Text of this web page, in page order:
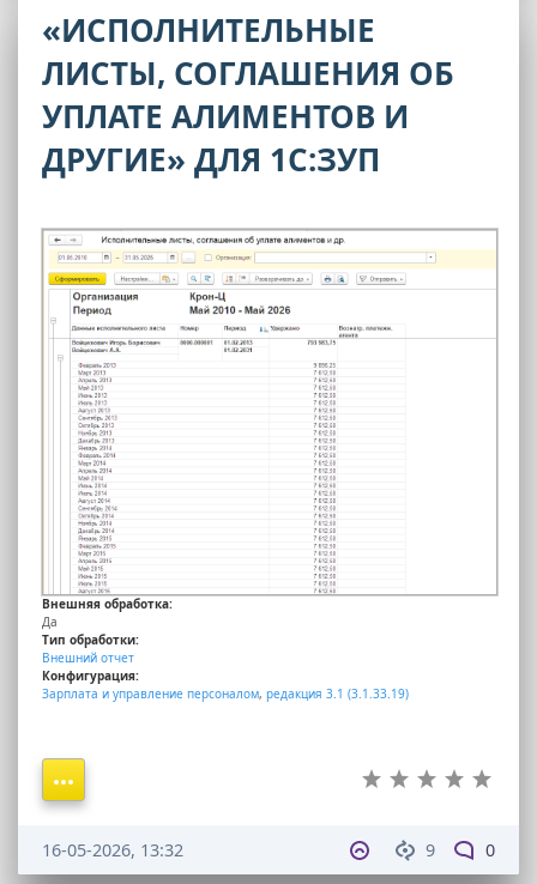
«ИСПОЛНИТЕЛЬНЫЕ
ЛИСТЫ, СОГЛАШЕНИЯ ОБ
УПЛАТЕ АЛИМЕНТОВ И
ДРУГИЕ» ДЛЯ 1С:ЗУП
Внешняя обработка:
Да
Тип обработки:
Внешний отчет
Конфигурация:
Зарплата и управление персоналом, редакция 3.1 (3.1.33.19)
9 0
16-05-2026, 13:32